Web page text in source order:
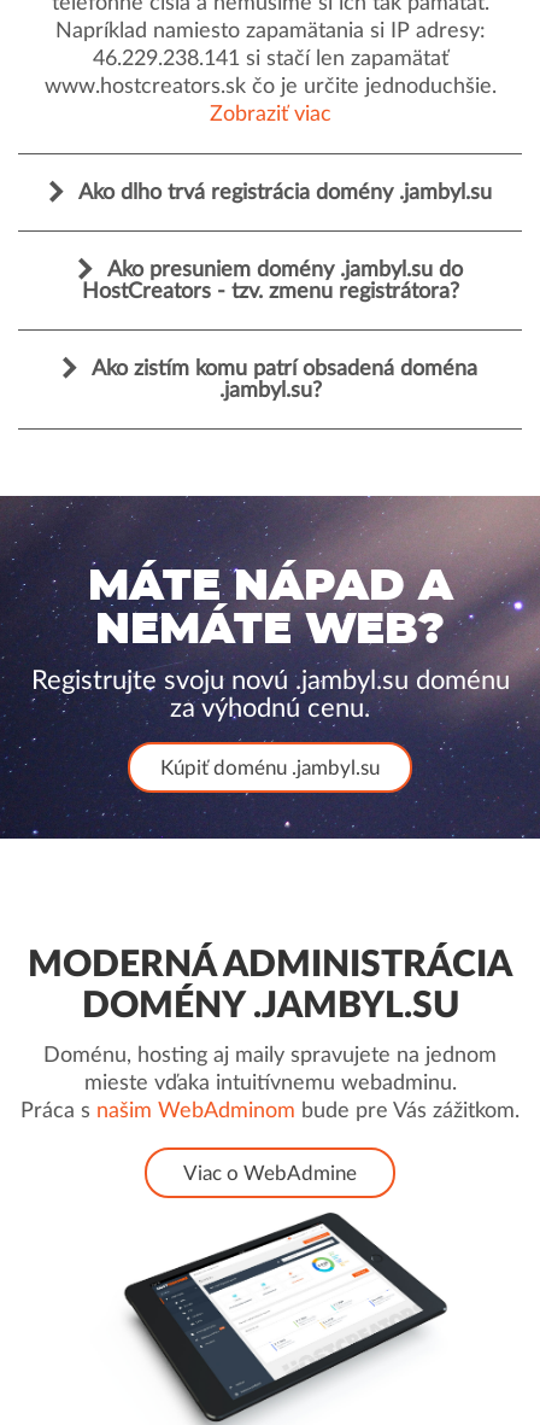
Napríklad namiesto zapamätania si IP adresy:
46.229.238.141 si stačí len zapamätať
www.hostcreators.sk čo je určite jednoduchšie.
Zobraziť viac
Ako dlho trvá registrácia domény .jambyl.su
Ako presuniem domény .jambyl.su do
HostCreators - tzv. zmenu registrátora?
Ako zistím komu patrí obsadená doména
.jambyl.su?
MÁTE NÁPAD A
NEMÁTE WEB?
Registrujte svoju novú .jambyl.su doménu
za výhodnú cenu.
Kúpiť doménu .jambyl.su
MODERNÁ ADMINISTRÁCIA
DOMÉNY .JAMBYL.SU
Doménu, hosting aj maily spravujete na jednom
mieste vďaka intuitívnemu webadminu.
Práca s našim WebAdminom bude pre Vás zážitkom.
Viac o WebAdmine